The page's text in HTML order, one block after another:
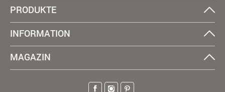
PRODUKTE
INFORMATION
MAGAZIN